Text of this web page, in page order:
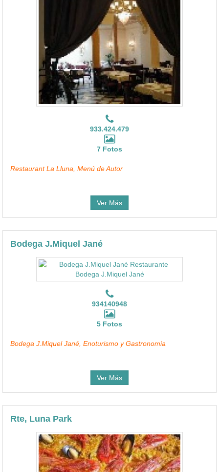
933.424.479
7 Fotos
Restaurant La Lluna, Menú de Autor
Ver Más
Bodega J.Miquel Jané
934140948
5 Fotos
Bodega J.Miquel Jané, Enoturismo y Gastronomia
Ver Más
Rte, Luna Park